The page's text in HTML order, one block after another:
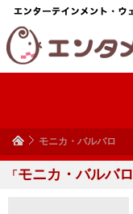
モニカ・バルバロ
「モニカ・バルバロ